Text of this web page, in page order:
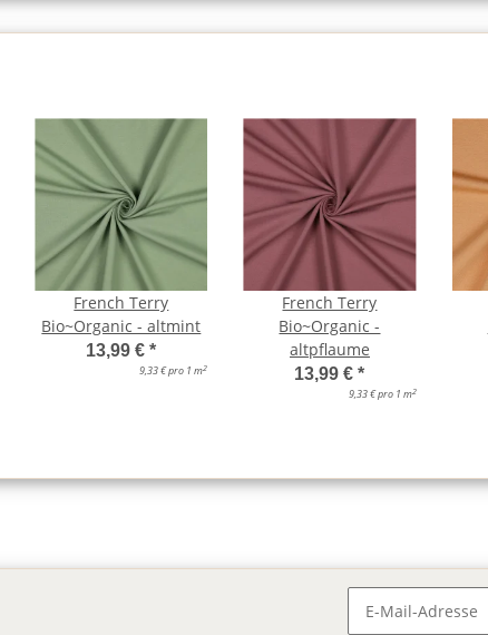
French Terry
Bio~Organic - altmint
13,99 €*
9,33 € pro 1 m2
French Terry
Bio~Organic -
altpflaume
13,99 €*
9,33 € pro 1 m2